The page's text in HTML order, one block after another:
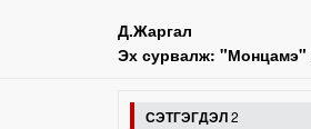
Д.Жаргал
Эх сурвалж: "Монцамэ"
СЭТГЭГДЭЛ2